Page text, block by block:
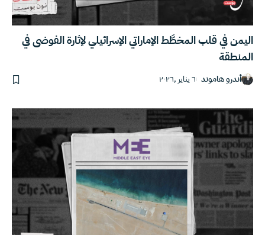
اليمن في قلب المخطَّط الإماراتي الإسرائيلي لإثارة الفوضى في
المنطقة
أندرو هاموند ٦ يناير ,٢٠٢٦